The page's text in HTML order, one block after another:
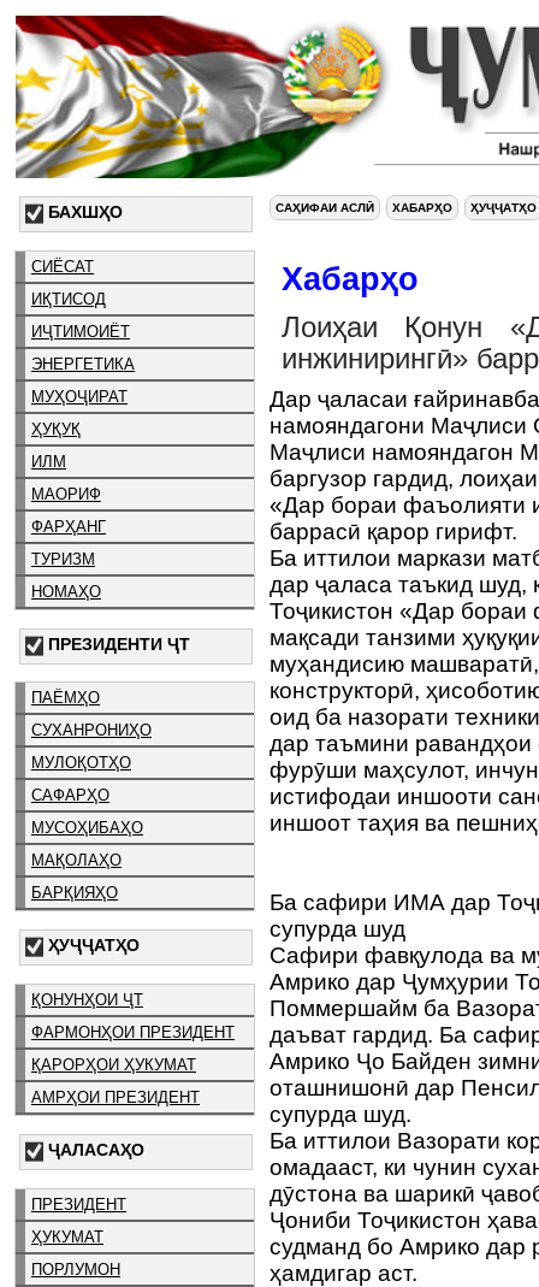
БАХШҲО
СИЁСАТ
ИҚТИСОД
ИҶТИМОИЁТ
ЭНЕРГЕТИКА
МУҲОҶИРАТ
ҲУҚУҚ
ИЛМ
МАОРИФ
ФАРҲАНГ
ТУРИЗМ
НОМАҲО
ПРЕЗИДЕНТИ ҶТ
ПАЁМҲО
СУХАНРОНИҲО
МУЛОҚОТҲО
САФАРҲО
МУСОҲИБАҲО
МАҚОЛАҲО
БАРҚИЯҲО
ҲУҶҶАТҲО
ҚОНУНҲОИ ҶТ
ФАРМОНҲОИ ПРЕЗИДЕНТ
ҚАРОРҲОИ ҲУКУМАТ
АМРҲОИ ПРЕЗИДЕНТ
ҶАЛАСАҲО
ПРЕЗИДЕНТ
ҲУКУМАТ
ПОРЛУМОН
САҲИФАИ АСЛӢ ХАБАРҲО ҲУҶҶАТҲО
Хабарҳо
Лоиҳаи Қонун
инжинирингӣ»
Дар ҷаласаи
намояндагони Маҷлиси
Маҷлиси намояндагон
баргузор гардид,
«Дар бораи фаъолияти
баррасӣ қарор гирифт.
Ба иттилои маркази
дар ҷаласа таъкид шуд,
Тоҷикистон «Дар
мақсади танзими
муҳандисию
конструкторӣ,
оид ба назорати
дар таъмини равандҳои
фурӯши маҳсулот,
истифодаи иншооти
иншоот таҳия ва
Ба сафири ИМА дар
супурда шуд
Сафири фавқулода ва
Амрико дар Ҷумҳурии
Поммершайм ба
даъват гардид. Ба
Амрико Ҷо Байден
оташнишонӣ дар
супурда шуд.
Ба иттилои Вазорати
омадааст, ки чунин
дӯстона ва шарикӣ
Ҷониби Тоҷикистон
судманд бо Амрико дар
ҳамдигар аст.